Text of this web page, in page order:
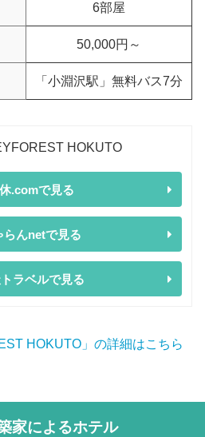
6部屋
50,000円～
「小淵沢駅」無料バス7分
HOKUTO
.comで見る
らんnetで見る
ラベルで見る
HOKUTO」の詳細はこちら
家によるホテル